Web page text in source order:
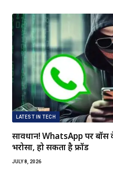
LATEST IN TECH
सावधान! WhatsApp पर
भरोसा, हो सकता है फ्रॉड
JULY 8, 2026